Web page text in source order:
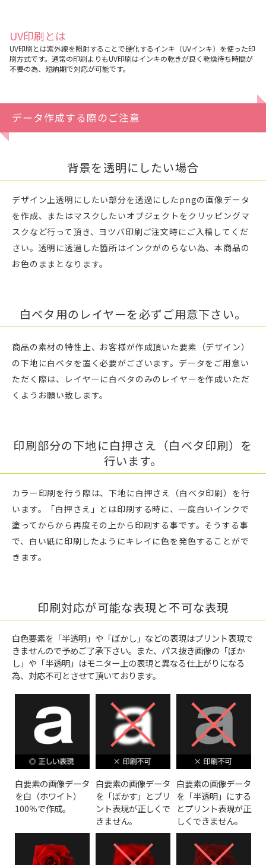
UV印刷とは
UV印刷とは紫外線を照射することで硬化するインキ（UVインキ）を使った印
刷方式です。通常の印刷よりもUV印刷はインキの乾きが良く乾燥待ち時間が
不要の為、短納期で対応が可能です。
データ作成する際のご注意
背景を透明にしたい場合
デザイン上透明にしたい部分を透過にしたpngの画像データ
を作成、またはマスクしたいオブジェクトをクリッピングマ
スクなど行って頂き、ヨツバ印刷ご注文時にご入稿してくだ
さい。透明に透過した箇所はインクがのらない為、本商品の
お色のままとなります。
白ベタ用のレイヤーを必ずご用意下さい。
商品の素材の特性上、お客様が作成頂いた要素（デザイン）
の下地に白ベタを置く必要がございます。データをご用意い
ただく際は、レイヤーに白ベタのみのレイヤーを作成いただ
くようお願い致します。
印刷部分の下地に白押さえ（白ベタ印刷）を
行います。
カラー印刷を行う際は、下地に白押さえ（白ベタ印刷）を行
います。「白押さえ」とは印刷する時に、一度白いインクで
塗ってからから再度その上から印刷する事です。そうする事
で、白い紙に印刷したようにキレイに色を発色することがで
きます。
印刷対応が可能な表現と不可な表現
白色要素を「半透明」や「ぼかし」などの表現はプリント表現で
きませんので予めご了承下さい。また、パス抜き画像の「ぼか
し」や「半透明」はモニター上の表現と異なる仕上がりになる
為、対応不可とさせて頂いております。
白要素の画像データ
を白（ホワイト）
100％で作成。
白要素の画像データ
を「ぼかす」とプリ
ント表現が正しくで
きません。
白要素の画像データ
を「半透明」にする
とプリント表現が正
しくできません。